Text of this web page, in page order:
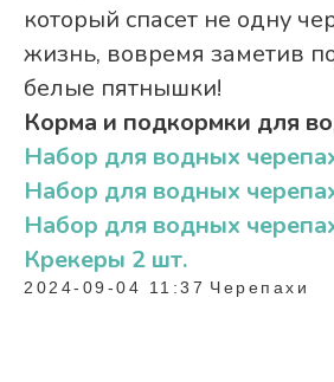
который спасет не одну
жизнь, вовремя заметив
белые пятнышки!
Корма и подкормки для
Набор для водных
Набор для водных
Набор для водных
Крекеры 2 шт.
2024-09-04 11:37 Черепахи